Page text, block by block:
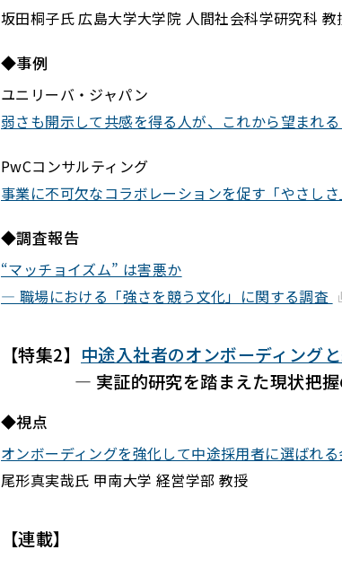
坂田桐子氏 広島大学大学院 人間社会科学研究科 教
◆事例
ユニリーバ・ジャパン
弱さも開示して共感を得る人が、これから望まれ
PwCコンサルティング
事業に不可欠なコラボレーションを促す「やさしさ
◆調査報告
“マッチョイズム” は害悪か
― 職場における「強さを競う文化」に関する調査
【特集2】 中途入社者のオンボーディング
― 実証的研究を踏まえた現状把握
◆視点
オンボーディングを強化して中途採用者に選ばれる
尾形真実哉氏 甲南大学 経営学部 教授
【連載】